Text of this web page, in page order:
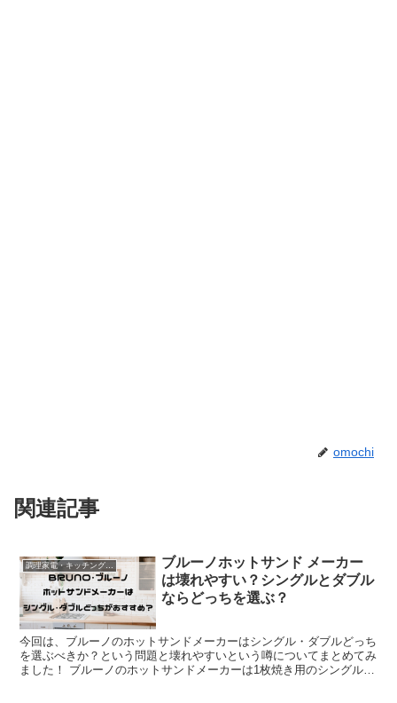
omochi
関連記事
調理家電・キッチングッズ
ブルーノホットサンド メーカー
は壊れやすい？シングルとダブル
ならどっちを選ぶ？
今回は、ブルーノのホットサンドメーカーはシングル・ダブルどっち
を選ぶべきか？という問題と壊れやすいという噂についてまとめてみ
ました！ ブルーノのホットサンドメーカーは1枚焼き用のシングル